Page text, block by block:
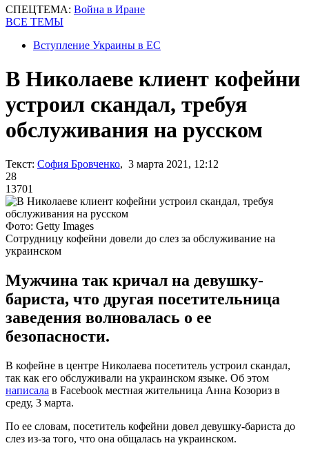
СПЕЦТЕМА: Война в Иране
ВСЕ ТЕМЫ
Вступление Украины в ЕС
В Николаеве клиент кофейни
устроил скандал, требуя
обслуживания на русском
Текст: София Бровченко, 3 марта 2021, 12:12
28
13701
Фото: Getty Images
Сотрудницу кофейни довели до слез за обслуживание на
украинском
Мужчина так кричал на девушку-
бариста, что другая посетительница
заведения волновалась о ее
безопасности.
В кофейне в центре Николаева посетитель устроил скандал,
так как его обслуживали на украинском языке. Об этом
написала в Facebook местная жительница Анна Козориз в
среду, 3 марта.
По ее словам, посетитель кофейни довел девушку-бариста до
слез из-за того, что она общалась на украинском.